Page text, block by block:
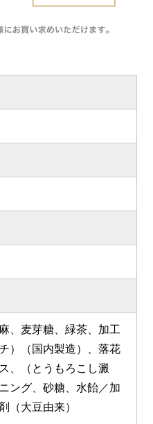
、麦芽糖、緑茶、加工
）（国内製造）、落花
、（とうもろこし澱
ング、砂糖、水飴／加
（大豆由来）